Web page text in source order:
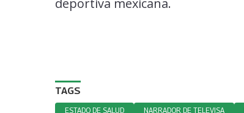
TAGS
ESTADO DE SALUD NARRADOR DE TELEVISA